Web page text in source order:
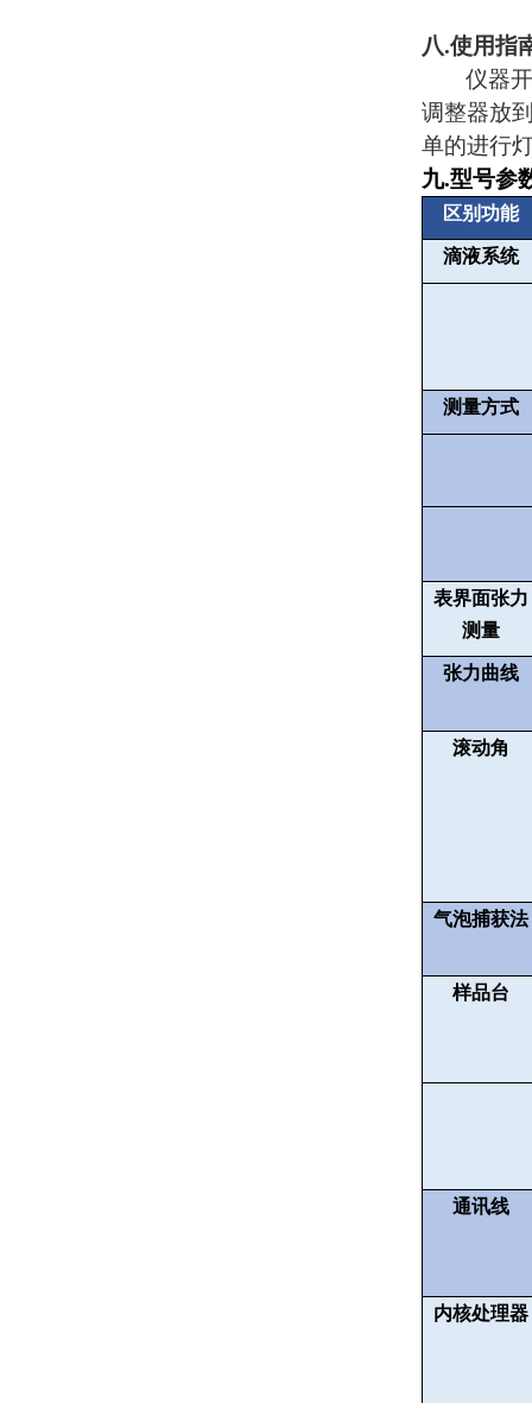
八.使用指
仪器
调整器放
单的进行
九.型号参
区别功能
滴液系统
测量方式
表界面张力
测量
张力曲线
滚动角
气泡捕获法
样品台
通讯线
内核处理器